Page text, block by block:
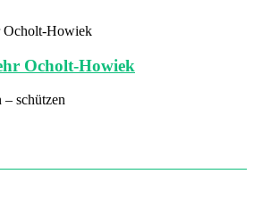
Ocholt-Howiek
– schützen